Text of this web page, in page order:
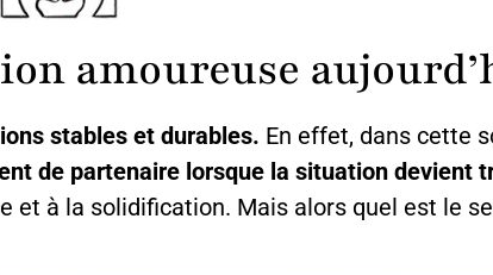
amoureuse
stables et durables. En effet, dans cette
de partenaire lorsque la situation devient
et à la solidification. Mais alors quel est le